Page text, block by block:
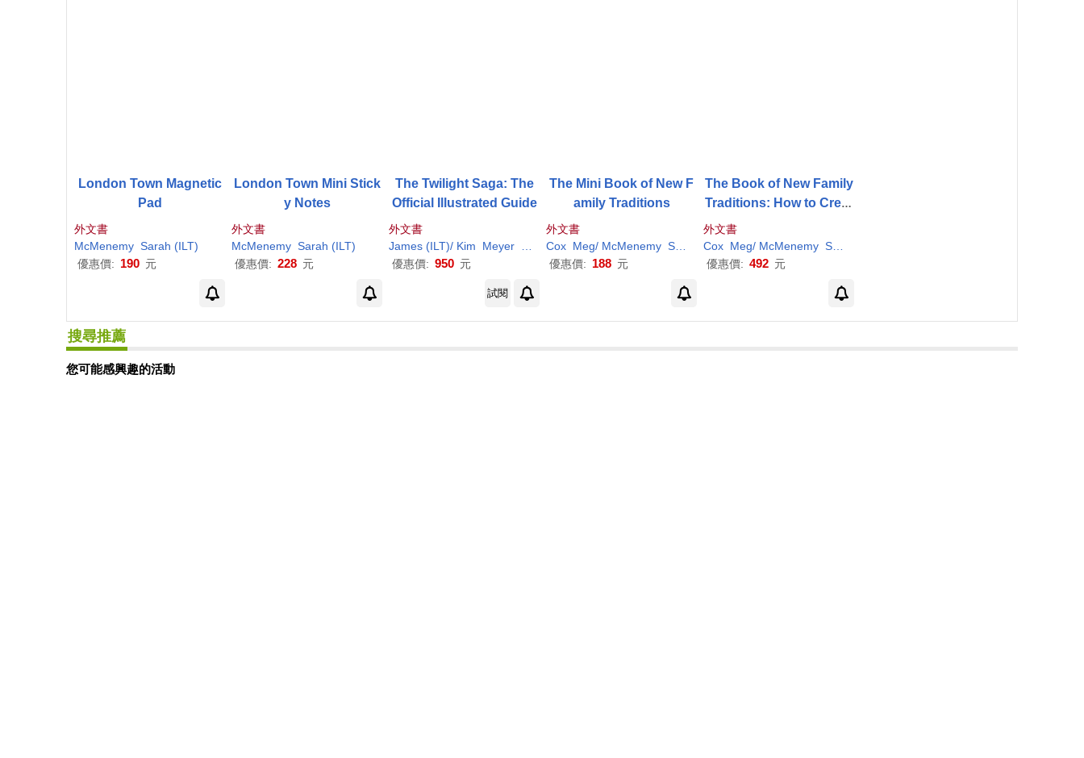
London Town Magnetic
Pad
外文書
McMenemy Sarah (ILT)
優惠價: 190 元
London Town Mini Stick
y Notes
外文書
McMenemy Sarah (ILT)
優惠價: 228 元
The Twilight Saga: The
Official Illustrated Guide
外文書
James (ILT)/ Kim
Meyer Rebecca (ILT)/ Carey Sarah(ILT) Stephenie/ Bradley Young (ILT)/
優惠價: 950 元
The Mini Book of New F
amily Traditions
外文書
Cox Meg/ McMenemy Sarah
(ILT)
優惠價: 188 元
The Book of New Family
Traditions: How to Creat
e Great Rituals for Holid
ays and Everyday
外文書
Cox Meg/ McMenemy Sarah
優惠價: 492 元
試閱
搜尋推薦
您可能感興趣的活動